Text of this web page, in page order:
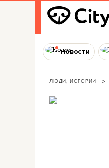
Новости
ЛЮДИ, ИСТОРИИ